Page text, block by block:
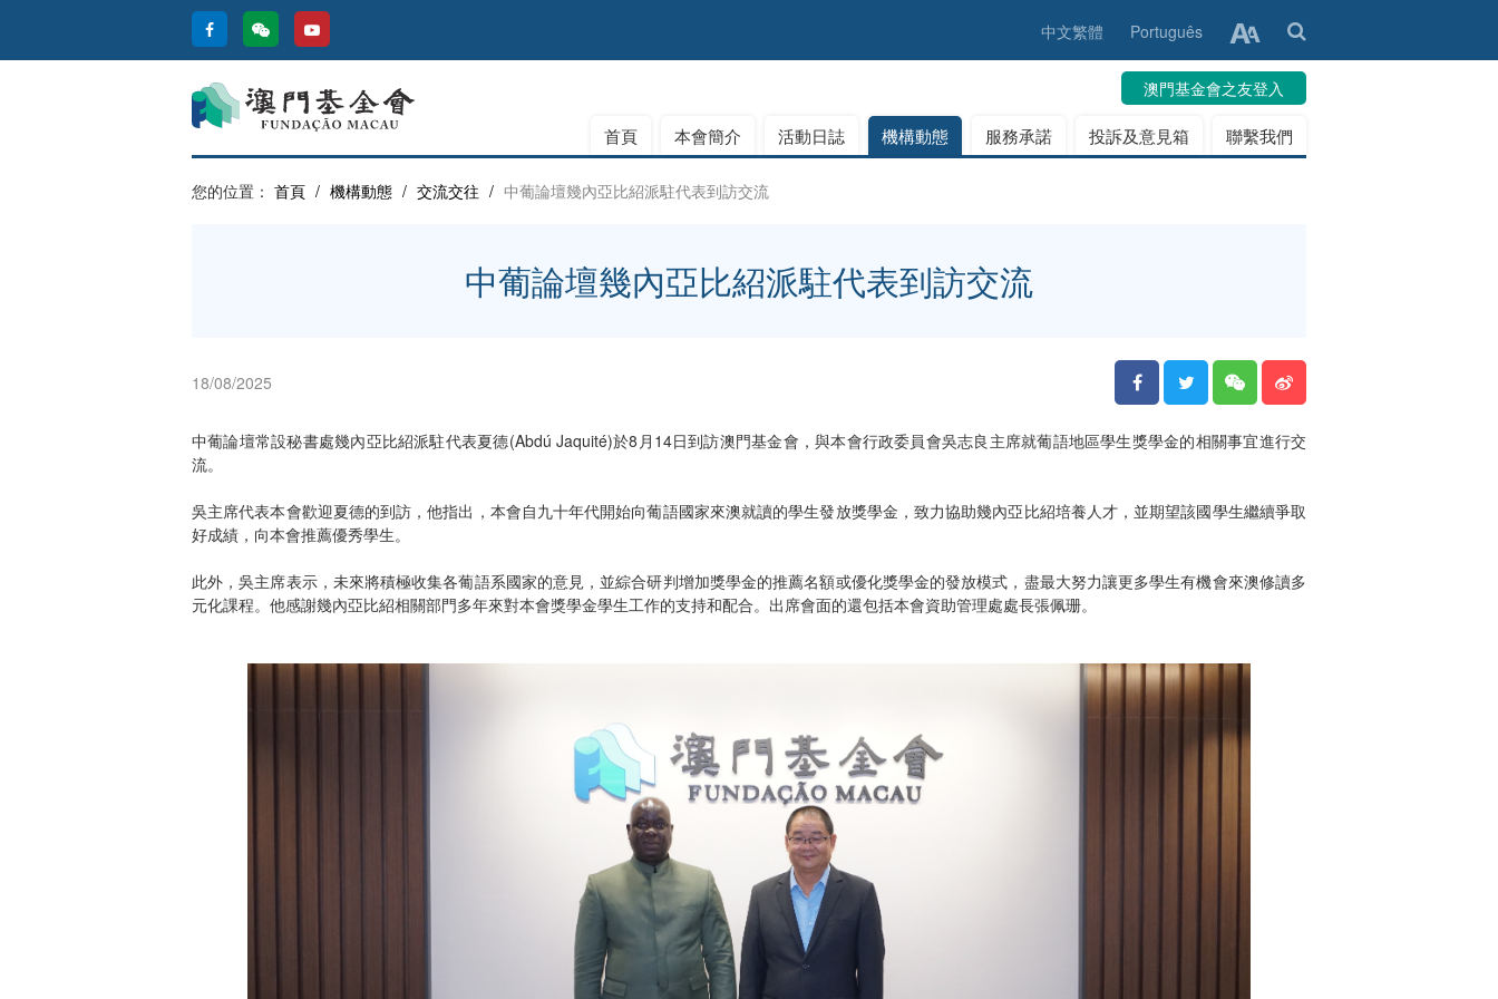
中文繁體 Português
澳門基金會之友登入
首頁 本會簡介 活動日誌 機構動態 服務承諾 投訴及意見箱 聯繫我們
您的位置： 首頁 / 機構動態 / 交流交往 / 中葡論壇幾內亞比紹派駐代表到訪交流
中葡論壇幾內亞比紹派駐代表到訪交流
18/08/2025
中葡論壇常設秘書處幾內亞比紹派駐代表夏德(Abdú Jaquité)於8月14日到訪澳門基金會，與本會行政委員會吳志良主席就葡語地區學生獎學金的相關事宜進行交
流。
吳主席代表本會歡迎夏德的到訪，他指出，本會自九十年代開始向葡語國家來澳就讀的學生發放獎學金，致力協助幾內亞比紹培養人才，並期望該國學生繼續爭取
好成績，向本會推薦優秀學生。
此外，吳主席表示，未來將積極收集各葡語系國家的意見，並綜合研判增加獎學金的推薦名額或優化獎學金的發放模式，盡最大努力讓更多學生有機會來澳修讀多
元化課程。他感謝幾內亞比紹相關部門多年來對本會獎學金學生工作的支持和配合。出席會面的還包括本會資助管理處處長張佩珊。